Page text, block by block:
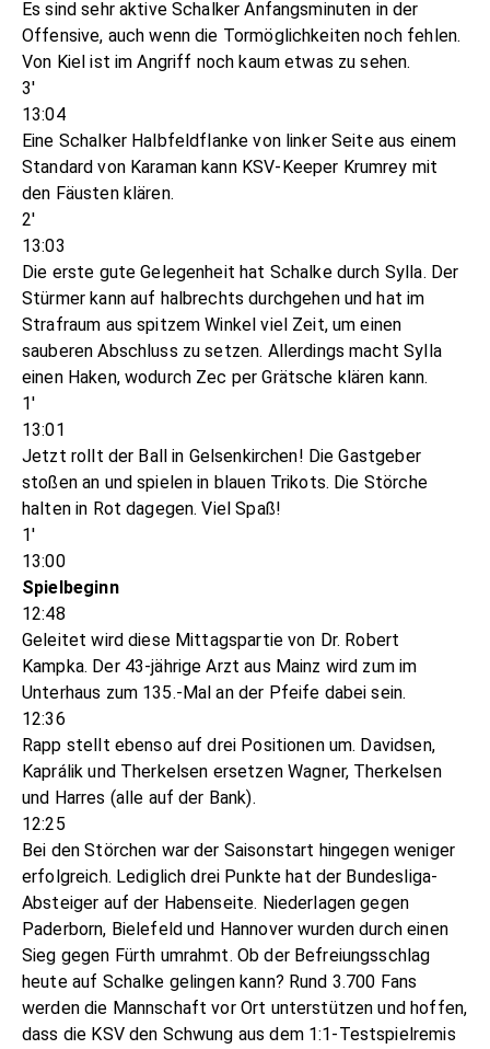
Es sind sehr aktive Schalker Anfangsminuten in der
Offensive, auch wenn die Tormöglichkeiten noch fehlen.
Von Kiel ist im Angriff noch kaum etwas zu sehen.
3'
13:04
Eine Schalker Halbfeldflanke von linker Seite aus einem
Standard von Karaman kann KSV-Keeper Krumrey mit
den Fäusten klären.
2'
13:03
Die erste gute Gelegenheit hat Schalke durch Sylla. Der
Stürmer kann auf halbrechts durchgehen und hat im
Strafraum aus spitzem Winkel viel Zeit, um einen
sauberen Abschluss zu setzen. Allerdings macht Sylla
einen Haken, wodurch Zec per Grätsche klären kann.
1'
13:01
Jetzt rollt der Ball in Gelsenkirchen! Die Gastgeber
stoßen an und spielen in blauen Trikots. Die Störche
halten in Rot dagegen. Viel Spaß!
1'
13:00
Spielbeginn
12:48
Geleitet wird diese Mittagspartie von Dr. Robert
Kampka. Der 43-jährige Arzt aus Mainz wird zum im
Unterhaus zum 135.-Mal an der Pfeife dabei sein.
12:36
Rapp stellt ebenso auf drei Positionen um. Davidsen,
Kaprálik und Therkelsen ersetzen Wagner, Therkelsen
und Harres (alle auf der Bank).
12:25
Bei den Störchen war der Saisonstart hingegen weniger
erfolgreich. Lediglich drei Punkte hat der Bundesliga-
Absteiger auf der Habenseite. Niederlagen gegen
Paderborn, Bielefeld und Hannover wurden durch einen
Sieg gegen Fürth umrahmt. Ob der Befreiungsschlag
heute auf Schalke gelingen kann? Rund 3.700 Fans
werden die Mannschaft vor Ort unterstützen und hoffen,
dass die KSV den Schwung aus dem 1:1-Testspielremis